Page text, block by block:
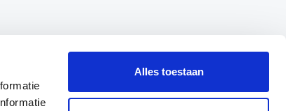
Alles toestaan